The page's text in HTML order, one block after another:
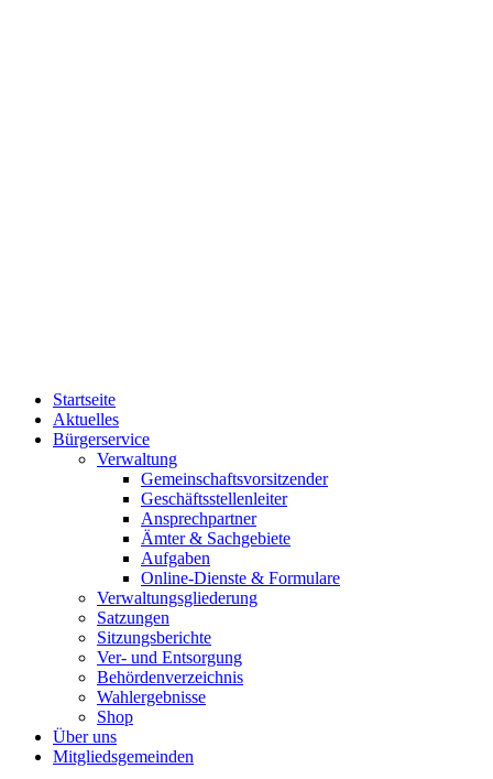
Startseite
Aktuelles
Bürgerservice
Verwaltung
Gemeinschaftsvorsitzender
Geschäftsstellenleiter
Ansprechpartner
Ämter & Sachgebiete
Aufgaben
Online-Dienste & Formulare
Verwaltungsgliederung
Satzungen
Sitzungsberichte
Ver- und Entsorgung
Behördenverzeichnis
Wahlergebnisse
Shop
Über uns
Mitgliedsgemeinden